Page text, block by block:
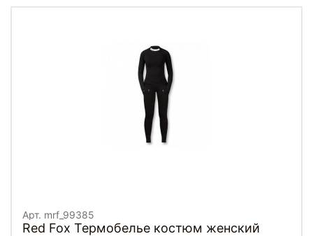
Арт. mrf_99385
Red Fox Термобелье костюм женский